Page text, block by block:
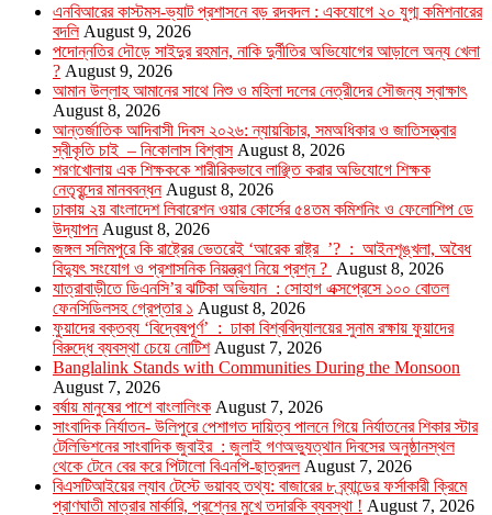
এনবিআরের কাস্টমস-ভ্যাট প্রশাসনে বড় রদবদল : একযোগে ২০ যুগ্ম কমিশনারের
বদলি August 9, 2026
পদোন্নতির দৌড়ে সাইদুর রহমান, নাকি দুর্নীতির অভিযোগের আড়ালে অন্য খেলা
? August 9, 2026
আমান উল্লাহ আমানের সাথে নিশু ও মহিলা দলের নেত্রীদের সৌজন্য স্বাক্ষাৎ
August 8, 2026
আন্তর্জাতিক আদিবাসী দিবস ২০২৬: ন্যায়বিচার, সমঅধিকার ও জাতিসত্ত্বার
স্বীকৃতি চাই – নিকোলাস বিশ্বাস August 8, 2026
শরণখোলায় এক শিক্ষককে শারীরিকভাবে লাঞ্ছিত করার অভিযোগে শিক্ষক
নেতৃবৃন্দের মানববন্ধন August 8, 2026
ঢাকায় ২য় বাংলাদেশ লিবারেশন ওয়ার কোর্সের ৫৪তম কমিশনিং ও ফেলোশিপ ডে
উদ্‌যাপন August 8, 2026
জঙ্গল সলিমপুরে কি রাষ্ট্রের ভেতরেই ‘আরেক রাষ্ট্র ’? : আইনশৃঙ্খলা, অবৈধ
বিদ্যুৎ সংযোগ ও প্রশাসনিক নিয়ন্ত্রণ নিয়ে প্রশ্ন ? August 8, 2026
যাত্রাবাড়ীতে ডিএনসি’র ঝটিকা অভিযান : সোহাগ এক্সপ্রেসে ১০০ বোতল
ফেনসিডিলসহ গ্রেপ্তার ১ August 8, 2026
ফুয়াদের বক্তব্য ‘বিদ্বেষপূর্ণ’ : ঢাকা বিশ্ববিদ্যালয়ের সুনাম রক্ষায় ফুয়াদের
বিরুদ্ধে ব্যবস্থা চেয়ে নোটিশ August 7, 2026
Banglalink Stands with Communities During the Monsoon
August 7, 2026
বর্ষায় মানুষের পাশে বাংলালিংক August 7, 2026
সাংবাদিক নির্যাতন- উলিপুরে পেশাগত দায়িত্ব পালনে গিয়ে নির্যাতনের শিকার স্টার
টেলিভিশনের সাংবাদিক জুবাইর : জুলাই গণঅভ্যুত্থান দিবসের অনুষ্ঠানস্থল
থেকে টেনে বের করে পিটালো বিএনপি-ছাত্রদল August 7, 2026
বিএসটিআইয়ের ল্যাব টেস্টে ভয়াবহ তথ্য: বাজারের ৮ ব্র্যান্ডের ফর্সাকারী ক্রিমে
প্রাণঘাতী মাত্রার মার্কারি, প্রশ্নের মুখে তদারকি ব্যবস্থা ! August 7, 2026